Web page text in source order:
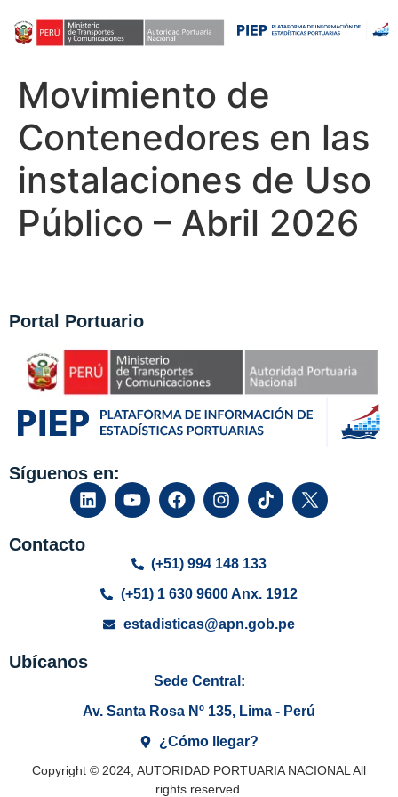
Movimiento de
Contenedores en las
instalaciones de Uso
Público – Abril 2026
Portal Portuario
Síguenos en:
Contacto
(+51) 994 148 133
(+51) 1 630 9600 Anx. 1912
estadisticas@apn.gob.pe
Ubícanos
Sede Central:
Av. Santa Rosa Nº 135, Lima - Perú
¿Cómo llegar?
Copyright © 2024, AUTORIDAD PORTUARIA NACIONAL All
rights reserved.